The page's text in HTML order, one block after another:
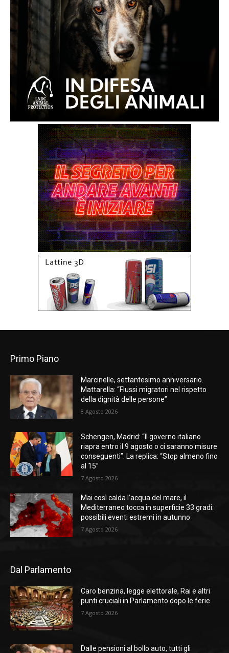
Primo Piano
Marcinelle, settantesimo anniversario.
Mattarella: “Flussi migratori nel rispetto
della dignità delle persone”
8 Agosto 2026
Schengen, Madrid: “Il governo italiano
riapra entro il 9 agosto o ci saranno misure
conseguenti”. La replica: “Stop almeno fino
al 15”
7 Agosto 2026
Mai così calda l’acqua del mare, il
Mediterraneo tocca in superficie 33 gradi:
possibili eventi estremi in autunno
7 Agosto 2026
Dal Parlamento
Caro benzina, legge elettorale, Rai e altri
punti cruciali in Parlamento dopo le ferie
7 Agosto 2026
Dalle pensioni al bollo auto, tutti gli